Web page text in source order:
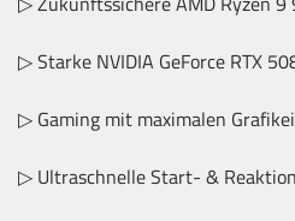
▷ Starke NVIDIA GeForce RTX
▷ Gaming mit maximalen
▷ Ultraschnelle Start- &